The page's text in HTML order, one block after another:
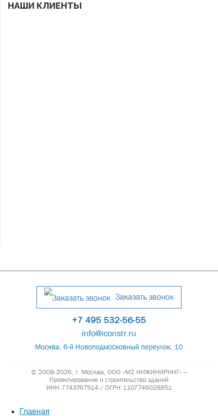
НАШИ КЛИЕНТЫ
Заказать звонок
+7 495 532-56-55
info@iconstr.ru
Москва, 6-й Новоподмосковный переулок, 10
© 2008-2026, г. Москва, ООО «М2 ИНЖИНИРИНГ» --
Проектирование и строительство зданий
ИНН 7743767514 / ОГРН 1107746028851
Главная